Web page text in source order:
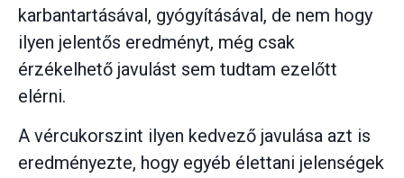
karbantartásával, gyógyításával, de nem hogy
ilyen jelentős eredményt, még csak
érzékelhető javulást sem tudtam ezelőtt
elérni.
A vércukorszint ilyen kedvező javulása azt is
eredményezte, hogy egyéb élettani jelenségek